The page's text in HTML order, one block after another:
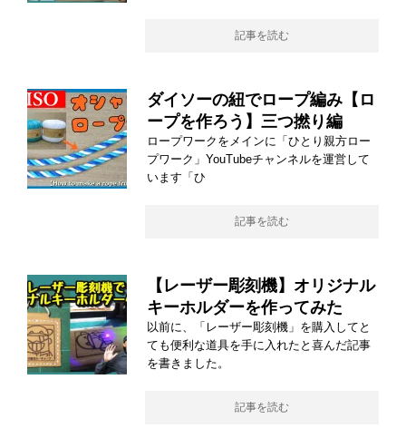
記事を読む
ダイソーの紐でロープ編み【ロ
ープを作ろう】三つ撚り編
ロープワークをメインに「ひとり親方ロー
プワーク」YouTubeチャンネルを運営して
います「ひ
記事を読む
【レーザー彫刻機】オリジナル
キーホルダーを作ってみた
以前に、「レーザー彫刻機」を購入してと
ても便利な道具を手に入れたと喜んだ記事
を書きました。
記事を読む